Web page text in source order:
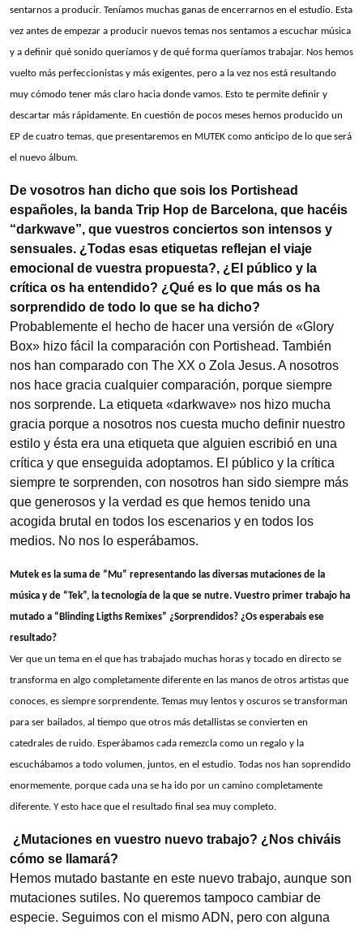
sentarnos a producir. Teníamos muchas ganas de encerrarnos en el estudio. Esta
vez antes de empezar a producir nuevos temas nos sentamos a escuchar música
y a definir qué sonido queríamos y de qué forma queríamos trabajar. Nos hemos
vuelto más perfeccionistas y más exigentes, pero a la vez nos está resultando
muy cómodo tener más claro hacia donde vamos. Esto te permite definir y
descartar más rápidamente. En cuestión de pocos meses hemos producido un
EP de cuatro temas, que presentaremos en MUTEK como anticipo de lo que será
el nuevo álbum.
De vosotros han dicho que sois los Portishead
españoles, la banda Trip Hop de Barcelona, que hacéis
“darkwave”, que vuestros conciertos son intensos y
sensuales. ¿Todas esas etiquetas reflejan el viaje
emocional de vuestra propuesta?, ¿El público y la
crítica os ha entendido? ¿Qué es lo que más os ha
sorprendido de todo lo que se ha dicho?
Probablemente el hecho de hacer una versión de «Glory
Box» hizo fácil la comparación con Portishead. También
nos han comparado con The XX o Zola Jesus. A nosotros
nos hace gracia cualquier comparación, porque siempre
nos sorprende. La etiqueta «darkwave» nos hizo mucha
gracia porque a nosotros nos cuesta mucho definir nuestro
estilo y ésta era una etiqueta que alguien escribió en una
crítica y que enseguida adoptamos. El público y la crítica
siempre te sorprenden, con nosotros han sido siempre más
que generosos y la verdad es que hemos tenido una
acogida brutal en todos los escenarios y en todos los
medios. No nos lo esperábamos.
Mutek es la suma de “Mu” representando las diversas mutaciones de la
música y de “Tek”, la tecnología de la que se nutre. Vuestro primer trabajo ha
mutado a “Blinding Ligths Remixes” ¿Sorprendidos? ¿Os esperabais ese
resultado?
Ver que un tema en el que has trabajado muchas horas y tocado en directo se
transforma en algo completamente diferente en las manos de otros artistas que
conoces, es siempre sorprendente. Temas muy lentos y oscuros se transforman
para ser bailados, al tiempo que otros más detallistas se convierten en
catedrales de ruido. Esperábamos cada remezcla como un regalo y la
escuchábamos a todo volumen, juntos, en el estudio. Todas nos han soprendido
enormemente, porque cada una se ha ido por un camino completamente
diferente. Y esto hace que el resultado final sea muy completo.
¿Mutaciones en vuestro nuevo trabajo? ¿Nos chiváis
cómo se llamará?
Hemos mutado bastante en este nuevo trabajo, aunque son
mutaciones sutiles. No queremos tampoco cambiar de
especie. Seguimos con el mismo ADN, pero con alguna